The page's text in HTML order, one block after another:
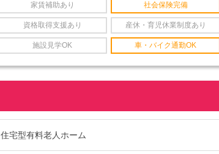
家賃補助あり 社会保険完備
資格取得支援あり 産休・育児休業制度あり
施設見学OK 車・バイク通勤OK
住宅型有料老人ホーム